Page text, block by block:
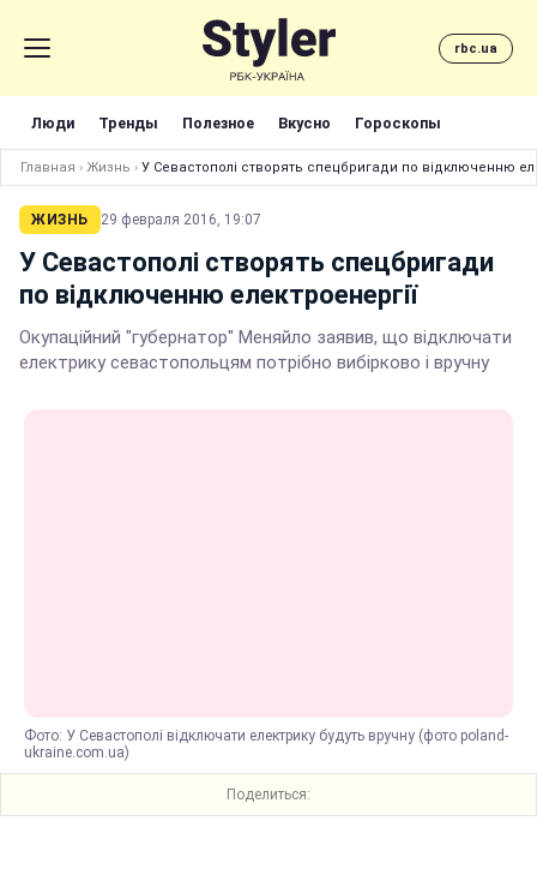
rbc.ua
Люди Тренды Полезное Вкусно Гороскопы
Главная › Жизнь › У Севастополі створять спецбригади по відключенню
ЖИЗНЬ 29 февраля 2016, 19:07
У Севастополі створять спецбригади
по відключенню електроенергії
Окупаційний "губернатор" Меняйло заявив, що відключати
електрику севастопольцям потрібно вибірково і вручну
Фото: У Севастополі відключати електрику будуть вручну (фото poland-
ukraine.com.ua)
Поделиться: